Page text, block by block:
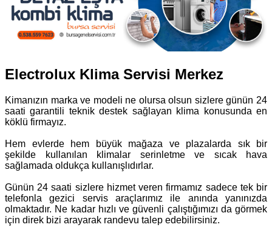
Electrolux Klima Servisi Merkez
Kimanızın marka ve modeli ne olursa olsun sizlere günün 24
saati garantili teknik destek sağlayan klima konusunda en
köklü firmayız.
Hem evlerde hem büyük mağaza ve plazalarda sık bir
şekilde kullanılan klimalar serinletme ve sıcak hava
sağlamada oldukça kullanışlıdırlar.
Günün 24 saati sizlere hizmet veren firmamız sadece tek bir
telefonla gezici servis araçlarımız ile anında yanınızda
olmaktadır. Ne kadar hızlı ve güvenli çalıştığımızı da görmek
için direk bizi arayarak randevu talep edebilirsiniz.